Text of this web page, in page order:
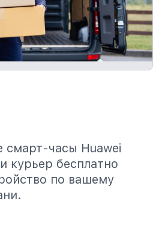
смарт-часы Huawei
курьер бесплатно
по вашему